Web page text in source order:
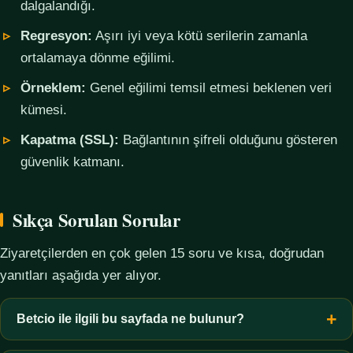
dalgalandığı.
Regresyon: Aşırı iyi veya kötü serilerin zamanla
ortalamaya dönme eğilimi.
Örneklem: Genel eğilimi temsil etmesi beklenen veri
kümesi.
Kapatma (SSL): Bağlantının şifreli olduğunu gösteren
güvenlik katmanı.
Sıkça Sorulan Sorular
Ziyaretçilerden en çok gelen 15 soru ve kısa, doğrudan
yanıtları aşağıda yer alıyor.
Betcio ile ilgili bu sayfada ne bulunur?
Bu sayfada yalnızca kavramsal bilgi, terim açıklamaları, veri